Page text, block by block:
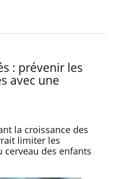
: prévenir les
avec une
la croissance des
limiter les
cerveau des enfants